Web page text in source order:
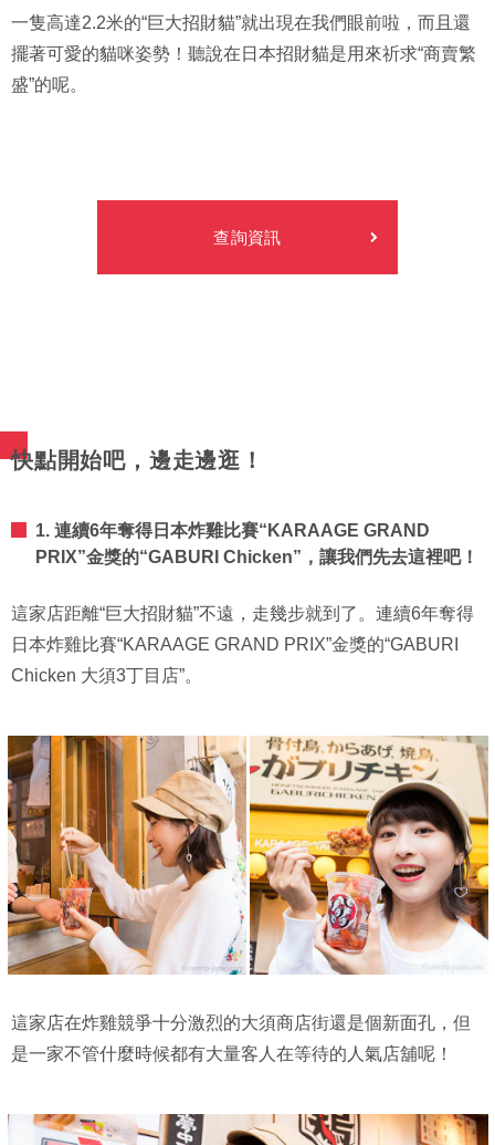
一隻高達2.2米的“巨大招財貓”就出現在我們眼前啦，而且還
擺著可愛的貓咪姿勢！聽說在日本招財貓是用來祈求“商賣繁
盛”的呢。
查詢資訊
快點開始吧，邊走邊逛！
1. 連續6年奪得日本炸雞比賽“KARAAGE GRAND
PRIX”金獎的“GABURI Chicken”，讓我們先去這裡吧！
這家店距離“巨大招財貓”不遠，走幾步就到了。連續6年奪得
日本炸雞比賽“KARAAGE GRAND PRIX”金獎的“GABURI
Chicken 大須3丁目店”。
這家店在炸雞競爭十分激烈的大須商店街還是個新面孔，但
是一家不管什麼時候都有大量客人在等待的人氣店舖呢！